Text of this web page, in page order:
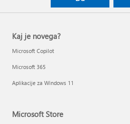
Kaj je novega?
Microsoft Copilot
Microsoft 365
Aplikacije za Windows 11
Microsoft Store